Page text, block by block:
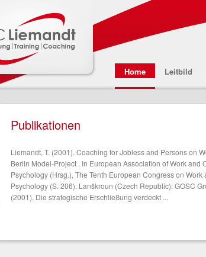
wechselnInhalt wechseln
Home Leitbild
Publikationen
Liemandt, T. (2001). Coaching for Jobless and Persons on
Berlin Model-Project . In European Association of Work and
Psychology (Hrsg.), The Tenth European Congress on Work
Psychology (S. 206). Lanškroun (Czech Republic): GOSC
(2001). Die strategische Erschließung verdeckt ...